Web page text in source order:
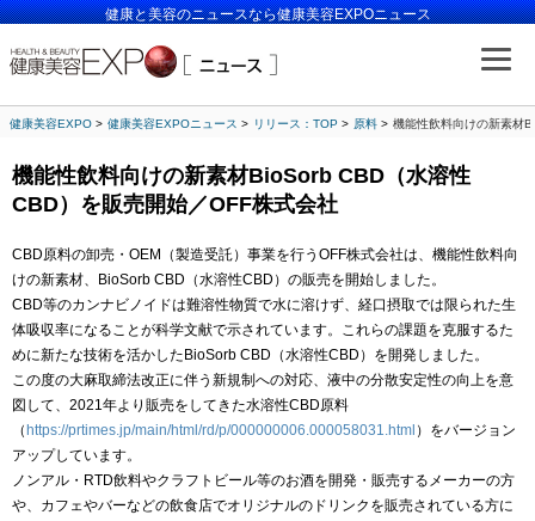
健康と美容のニュースなら健康美容EXPOニュース
健康美容EXPO 健康美容EXPOニュース リリース：TOP 原料 機能性飲料向けの新素材
機能性飲料向けの新素材BioSorb CBD（水溶性
CBD）を販売開始／OFF株式会社
CBD原料の卸売・OEM（製造受託）事業を行うOFF株式会社は、機能性飲料向
けの新素材、BioSorb CBD（水溶性CBD）の販売を開始しました。
CBD等のカンナビノイドは難溶性物質で水に溶けず、経口摂取では限られた生
体吸収率になることが科学文献で示されています。これらの課題を克服するた
めに新たな技術を活かしたBioSorb CBD（水溶性CBD）を開発しました。
この度の大麻取締法改正に伴う新規制への対応、液中の分散安定性の向上を意
図して、2021年より販売をしてきた水溶性CBD原料
（ https://prtimes.jp/main/html/rd/p/000000006.000058031.html ）をバージョン
アップしています。
ノンアル・RTD飲料やクラフトビール等のお酒を開発・販売するメーカーの方
や、カフェやバーなどの飲食店でオリジナルのドリンクを販売されている方に